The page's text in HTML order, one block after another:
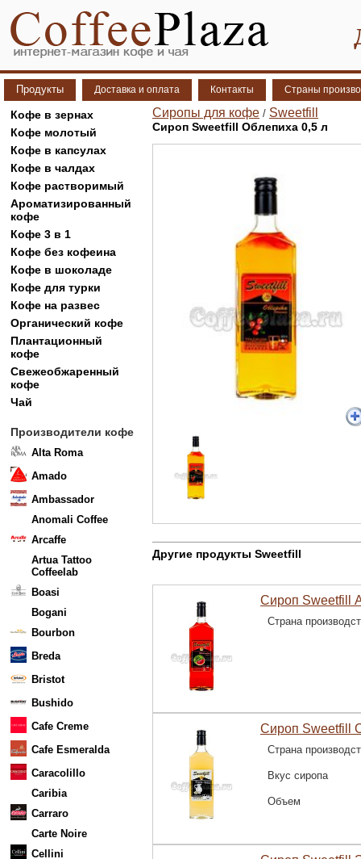
Продукты Доставка и оплата Контакты Страны
Кофе в зернах
Кофе молотый
Кофе в капсулах
Кофе в чалдах
Кофе растворимый
Ароматизированный
кофе
Кофе 3 в 1
Кофе без кофеина
Кофе в шоколаде
Кофе для турки
Кофе на развес
Органический кофе
Плантационный
кофе
Свежеобжаренный
кофе
Чай
Производители кофе
Alta Roma
Amado
Ambassador
Anomali Coffee
Arcaffe
Artua Tattoo
Coffeelab
Boasi
Bogani
Bourbon
Breda
Bristot
Bushido
Cafe Creme
Cafe Esmeralda
Caracolillo
Caribia
Carraro
Carte Noire
Cellini
Сиропы для кофе / Sweetfill
Сироп Sweetfill Облепиха 0,5 л
Другие продукты Sweetfill
Сироп Sweetfill
Страна
Сироп Sweetfill
Страна
Вкус сиропа
Объем